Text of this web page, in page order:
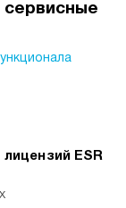
сервисные
ESR